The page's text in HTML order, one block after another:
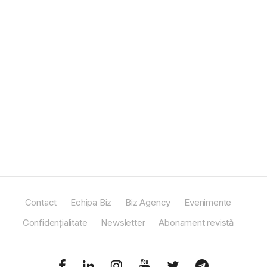
Contact Echipa Biz Biz Agency
Evenimente
Confidențialitate
Newsletter Abonament revistă